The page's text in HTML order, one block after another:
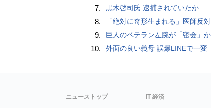
7. 黒木啓司氏 逮捕されていたか
8. 「絶対に奇形生まれる」医師反対
9. 巨人のベテラン左腕が「密会」か
10. 外面の良い義母 誤爆LINEで一変
ニューストップ IT 経済